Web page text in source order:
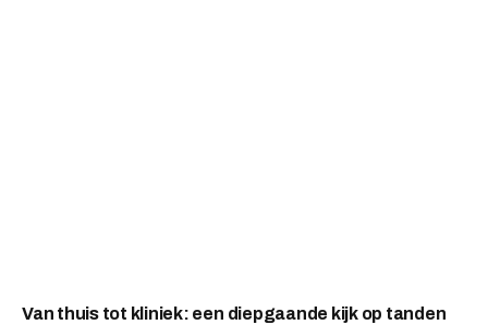
Van thuis tot kliniek: een diepgaande kijk op tanden